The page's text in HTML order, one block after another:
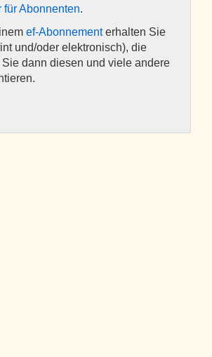
für Abonnenten.
ef-Abonnementerhalten Sie
und/oder elektronisch), die
dann diesen und viele andere